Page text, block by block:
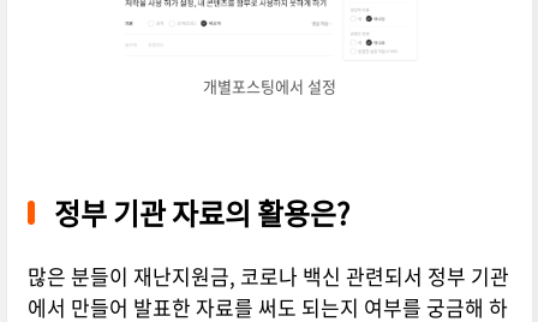
개별포스팅에서 설정
정부 기관 자료의 활용은?
많은 분들이 재난지원금, 코로나 백신 관련되서 정부 기관
에서 만들어 발표한 자료를 써도 되는지 여부를 궁금해 하